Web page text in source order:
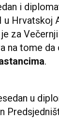
i
Hrvatskoj
za
na tome da
.
u